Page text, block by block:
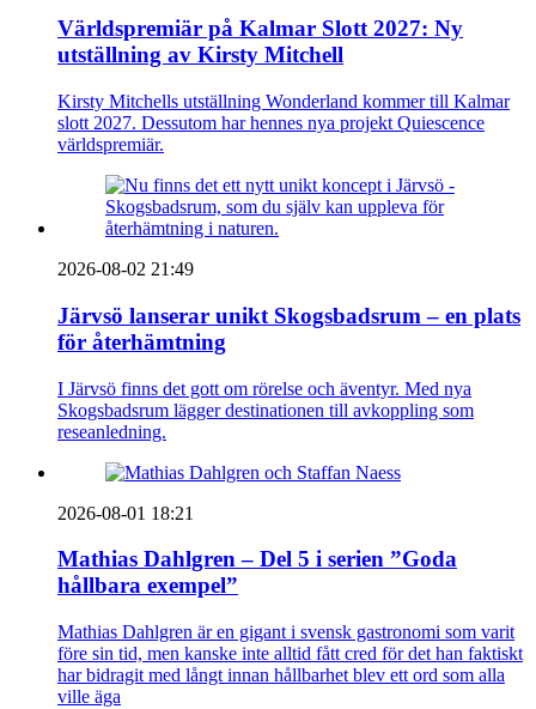
Världspremiär på Kalmar Slott 2027: Ny
utställning av Kirsty Mitchell
Kirsty Mitchells utställning Wonderland kommer till Kalmar
slott 2027. Dessutom har hennes nya projekt Quiescence
världspremiär.
2026-08-02 21:49
Järvsö lanserar unikt Skogsbadsrum – en plats
för återhämtning
I Järvsö finns det gott om rörelse och äventyr. Med nya
Skogsbadsrum lägger destinationen till avkoppling som
reseanledning.
2026-08-01 18:21
Mathias Dahlgren – Del 5 i serien ”Goda
hållbara exempel”
Mathias Dahlgren är en gigant i svensk gastronomi som varit
före sin tid, men kanske inte alltid fått cred för det han faktiskt
har bidragit med långt innan hållbarhet blev ett ord som alla
ville äga